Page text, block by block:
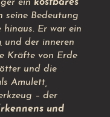
ein kostbares
seine Bedeutung
Er war ein
und der inneren
Kräfte von Erde
und die
Amulett,
– der
und